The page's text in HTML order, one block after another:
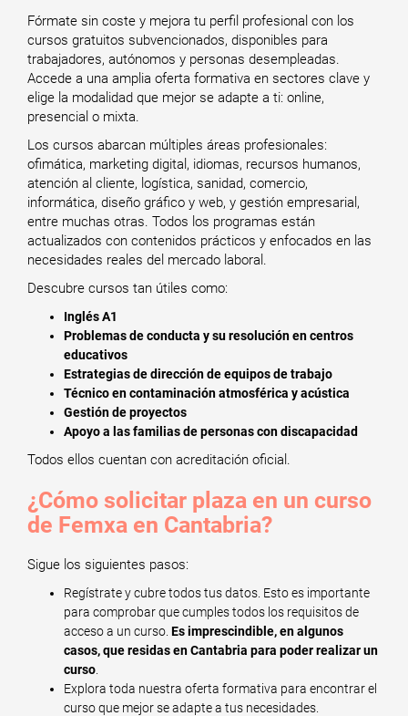
Fórmate sin coste y mejora tu perfil profesional con los
cursos gratuitos subvencionados, disponibles para
trabajadores, autónomos y personas desempleadas.
Accede a una amplia oferta formativa en sectores clave y
elige la modalidad que mejor se adapte a ti: online,
presencial o mixta.
Los cursos abarcan múltiples áreas profesionales:
ofimática, marketing digital, idiomas, recursos humanos,
atención al cliente, logística, sanidad, comercio,
informática, diseño gráfico y web, y gestión empresarial,
entre muchas otras. Todos los programas están
actualizados con contenidos prácticos y enfocados en las
necesidades reales del mercado laboral.
Descubre cursos tan útiles como:
Inglés A1
Problemas de conducta y su resolución en centros
educativos
Estrategias de dirección de equipos de trabajo
Técnico en contaminación atmosférica y acústica
Gestión de proyectos
Apoyo a las familias de personas con discapacidad
Todos ellos cuentan con acreditación oficial.
¿Cómo solicitar plaza en un curso
de Femxa en Cantabria?
Sigue los siguientes pasos:
Regístrate y cubre todos tus datos. Esto es importante
para comprobar que cumples todos los requisitos de
acceso a un curso. Es imprescindible, en algunos
casos, que residas en Cantabria para poder realizar un
curso
Explora toda nuestra oferta formativa para encontrar el
curso que mejor se adapte a tus necesidades.